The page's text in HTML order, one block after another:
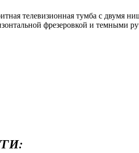
телевизионная тумба с
фрезеровкой и темными